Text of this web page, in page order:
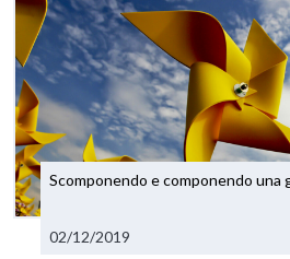
Scomponendo e componendo una
02/12/2019